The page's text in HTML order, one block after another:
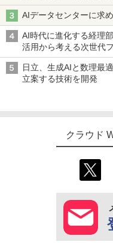
AIデータセンターに求
AI時代に進化する経理
活用から考える次世代
日立、生成AIと数理最
立案する技術を開発
クラウド